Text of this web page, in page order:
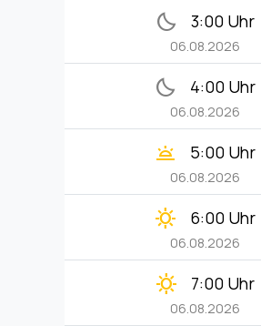
bedtime 3:00 Uhr
06.08.2026
bedtime 4:00 Uhr
06.08.2026
wb_twilight 5:00 Uhr
06.08.2026
clear_day 6:00 Uhr
06.08.2026
clear_day 7:00 Uhr
06.08.2026